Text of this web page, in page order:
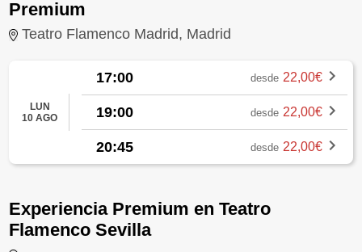
Premium
Teatro Flamenco Madrid, Madrid
LUN
10 AGO
17:00 desde 22,00€
19:00 desde 22,00€
20:45 desde 22,00€
Experiencia Premium en Teatro
Flamenco Sevilla